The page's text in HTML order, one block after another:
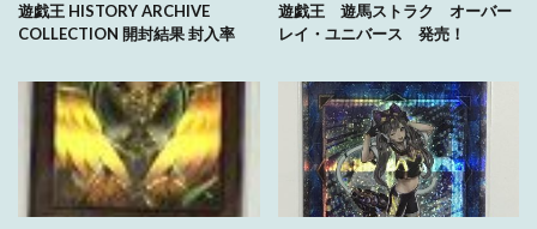
遊戯王 HISTORY ARCHIVE
COLLECTION 開封結果 封入率
遊戯王 遊馬ストラク オーバー
レイ・ユニバース 発売！